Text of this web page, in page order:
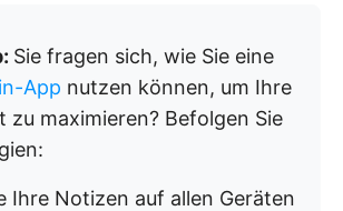
Sie fragen sich, wie Sie eine
App nutzen können, um Ihre
zu maximieren? Befolgen Sie
Ihre Notizen auf allen Geräten